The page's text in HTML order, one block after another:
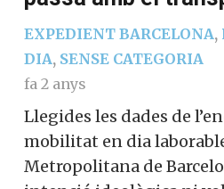
EXPEDIENT BARCELONA,
DIA, SENSE CATEGORIA
fa 2 anys
Llegides les dades de
mobilitat en dia laborable
Metropolitana de